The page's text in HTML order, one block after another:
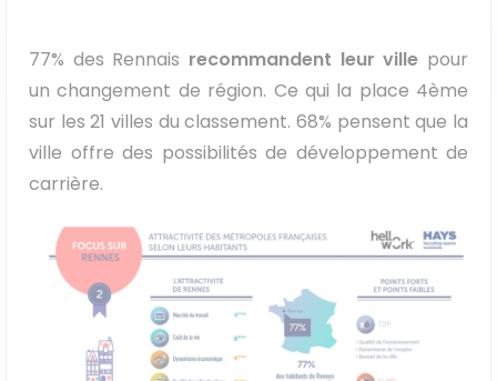
77% des Rennais recommandent leur ville pour
un changement de région. Ce qui la place 4ème
sur les 21 villes du classement. 68% pensent que la
ville offre des possibilités de développement de
carrière.